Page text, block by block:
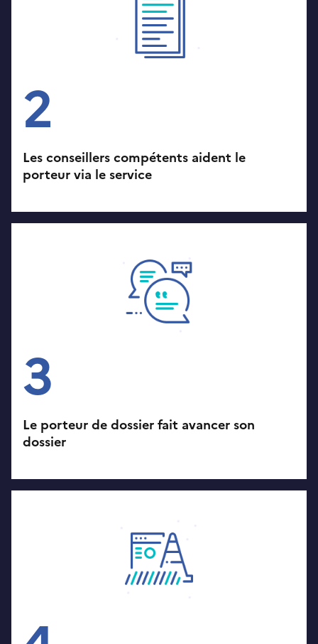
2
Les conseillers compétents aident le
porteur via le service
3
Le porteur de dossier fait avancer son
dossier